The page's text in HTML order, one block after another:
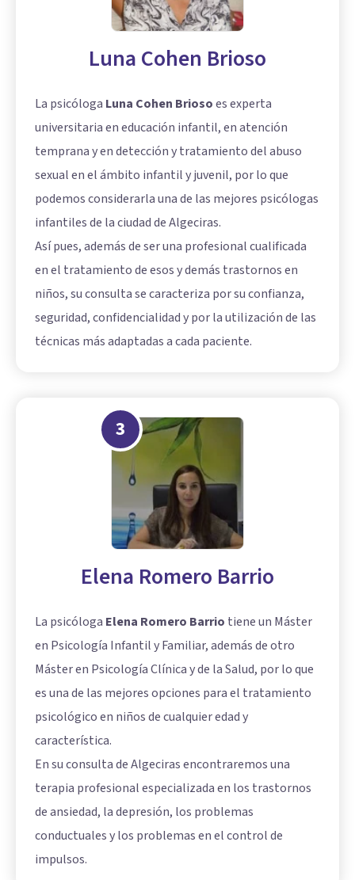
Luna Cohen Brioso
La psicóloga Luna Cohen Briosoes experta
universitaria en educación infantil, en atención
temprana y en detección y tratamiento del abuso
sexual en el ámbito infantil y juvenil, por lo que
podemos considerarla una de las mejores psicólogas
infantiles de la ciudad de Algeciras.
Así pues, además de ser una profesional cualificada
en el tratamiento de esos y demás trastornos en
niños, su consulta se caracteriza por su confianza,
seguridad, confidencialidad y por la utilización de las
técnicas más adaptadas a cada paciente.
3
Elena Romero Barrio
La psicóloga Elena Romero Barrio tiene un Máster
en Psicología Infantil y Familiar, además de otro
Máster en Psicología Clínica y de la Salud, por lo que
es una de las mejores opciones para el tratamiento
psicológico en niños de cualquier edad y
característica.
En su consulta de Algeciras encontraremos una
terapia profesional especializada en los trastornos
de ansiedad, la depresión, los problemas
conductuales y los problemas en el control de
impulsos.